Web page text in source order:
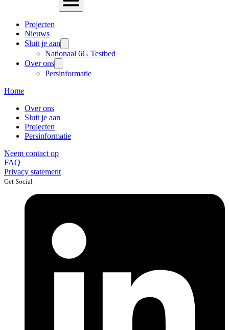
Projecten
Nieuws
Sluit je aan
Nationaal 6G Testbed
Over ons
Persinformatie
Home
Over ons
Sluit je aan
Projecten
Persinformatie
Neem contact op
FAQ
Privacy statement
Get Social